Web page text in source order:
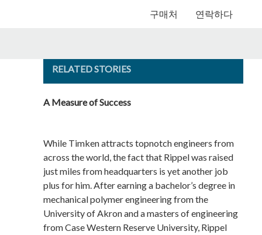
구매처 연락하다
RELATED STORIES
A Measure of Success
While Timken attracts topnotch engineers from
across the world, the fact that Rippel was raised
just miles from headquarters is yet another job
plus for him. After earning a bachelor’s degree in
mechanical polymer engineering from the
University of Akron and a masters of engineering
from Case Western Reserve University, Rippel